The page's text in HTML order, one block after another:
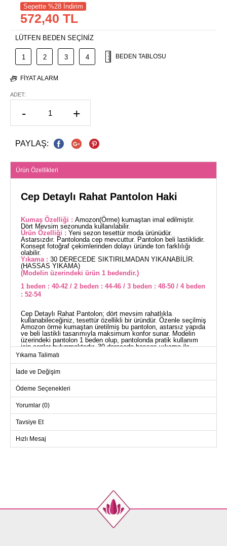
Sepette %28 İndirim
572,40 TL
LÜTFEN BEDEN SEÇİNİZ
1 2 3 4 BEDEN TABLOSU
FIYAT ALARM
ADET:
- +
PAYLAŞ:
Ürün Özellikleri
Cep Detaylı Rahat Pantolon Haki
Kumaş Özelliği : Amozon(Örme) kumaştan imal edilmiştir.
Dört Mevsim sezonunda kullanılabilir.
Ürün Özelliği : Yeni sezon tesettür moda ürünüdür.
Astarsızdır. Pantolonda cep mevcuttur. Pantolon beli lastiklidir.
Konsept fotoğraf çekimlerinden dolayı üründe ton farklılığı
olabilir.
Yıkama : 30 DERECEDE SIKTIRILMADAN YIKANABİLİR.
(HASSAS YIKAMA)
(Modelin üzerindeki ürün 1 bedendir.)
1 beden : 40-42 / 2 beden : 44-46 / 3 beden : 48-50 / 4 beden
: 52-54
Cep Detaylı Rahat Pantolon; dört mevsim rahatlıkla
kullanabileceğiniz, tesettür özellikli bir üründür. Özenle seçilmiş
Amozon örme kumaştan üretilmiş bu pantolon, astarsız yapıda
ve beli lastikli tasarımıyla maksimum konfor sunar. Modelin
üzerindeki pantolon 1 beden olup, pantolonda pratik kullanım
için cepler bulunmaktadır. 30 derecede hassas yıkama ile
temizliğini yapabilirsiniz.
PANTOLON BEDEN
Beden
Boy
4
101
Yıkama Talimatı
İade ve Değişim
Ödeme Seçenekleri
Yorumlar (0)
Tavsiye Et
Hızlı Mesaj